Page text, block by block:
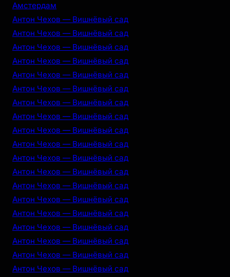
Амстердам
Антон Чехов — Вишнёвый сад
Антон Чехов — Вишнёвый сад
Антон Чехов — Вишнёвый сад
Антон Чехов — Вишнёвый сад
Антон Чехов — Вишнёвый сад
Антон Чехов — Вишнёвый сад
Антон Чехов — Вишнёвый сад
Антон Чехов — Вишнёвый сад
Антон Чехов — Вишнёвый сад
Антон Чехов — Вишнёвый сад
Антон Чехов — Вишнёвый сад
Антон Чехов — Вишнёвый сад
Антон Чехов — Вишнёвый сад
Антон Чехов — Вишнёвый сад
Антон Чехов — Вишнёвый сад
Антон Чехов — Вишнёвый сад
Антон Чехов — Вишнёвый сад
Антон Чехов — Вишнёвый сад
Антон Чехов — Вишнёвый сад